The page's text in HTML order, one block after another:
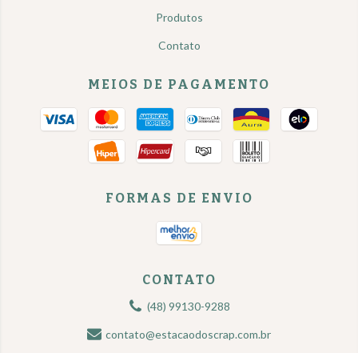
Produtos
Contato
MEIOS DE PAGAMENTO
FORMAS DE ENVIO
CONTATO
(48) 99130-9288
contato@estacaodoscrap.com.br